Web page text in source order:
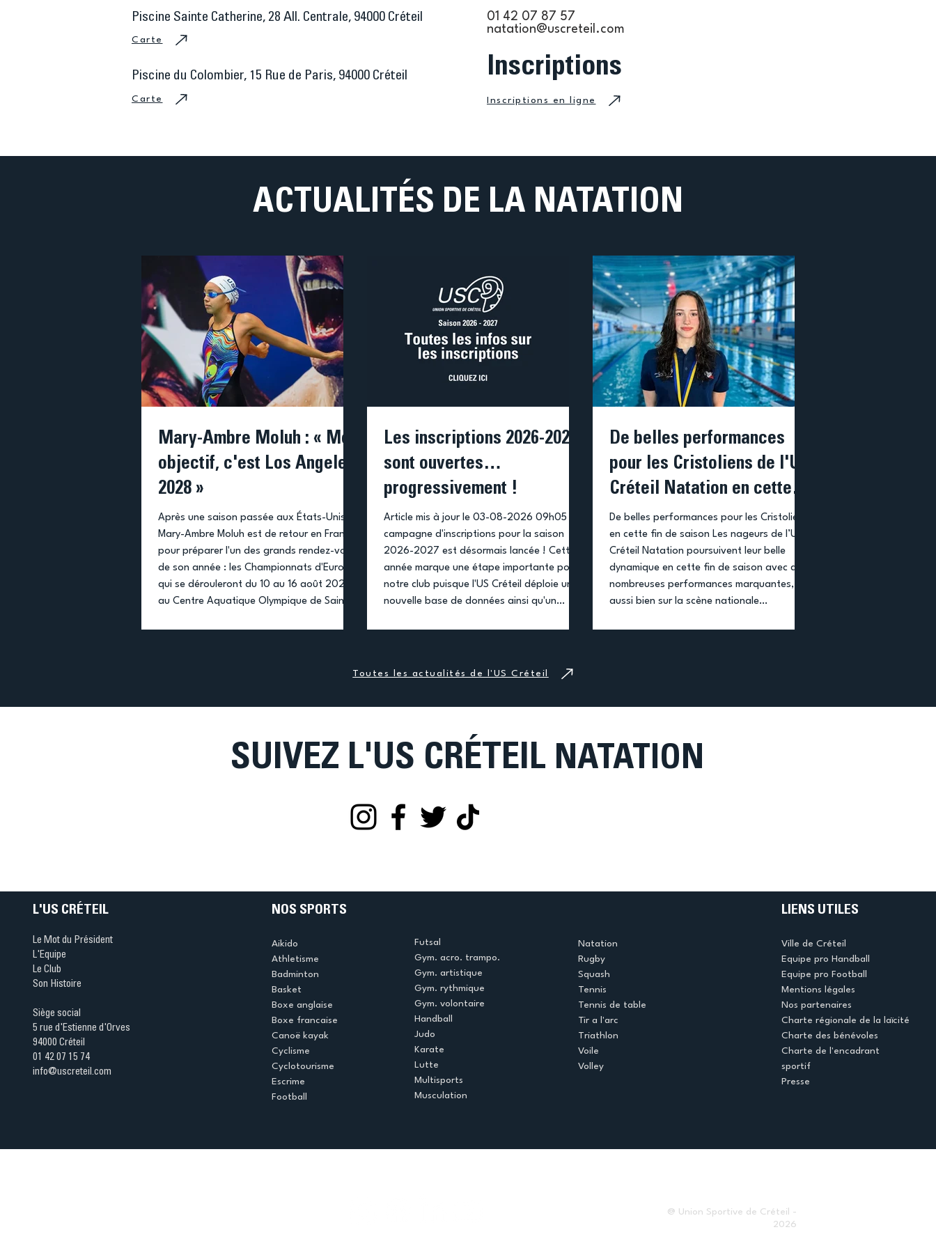
Piscine Sainte Catherine, 28 All. Centrale, 94000 Créteil
Piscine du Colombier, 15 Rue de Paris, 94000 Créteil
Carte
Carte
01 42 07 87 57
natation@uscreteil.com
Inscriptions
Inscriptions en ligne
ACTUALITÉS DE LA NATATION
Mary-Ambre Moluh : « Mon
objectif, c'est Los Angeles
2028 »
Après une saison passée aux États-Unis,
Mary-Ambre Moluh est de retour en France
pour préparer l'un des grands rendez-vous
de son année : les Championnats d'Europe,
qui se dérouleront du 10 au 16 août 2026
au Centre Aquatique Olympique de Saint-
Les inscriptions 2026-2027
sont ouvertes…
progressivement !
Article mis à jour le 03-08-2026 09h05 La
campagne d'inscriptions pour la saison
2026-2027 est désormais lancée ! Cette
année marque une étape importante pour
notre club puisque l'US Créteil déploie une
nouvelle base de données ainsi qu'un
parcours d'inscription plus simple, plus
De belles performances
pour les Cristoliens de l'US
Créteil Natation en cette
fin de saison
De belles performances pour les Cristoliens
en cette fin de saison Les nageurs de l’US
Créteil Natation poursuivent leur belle
dynamique en cette fin de saison avec de
nombreuses performances marquantes,
aussi bien sur la scène nationale
Toutes les actualités de l'US Créteil
SUIVEZ L'US CRÉTEIL NATATION
L'US CRÉTEIL
Le Mot du Président
L'Equipe
Le Club
Son Histoire
Siège social
5 rue d'Estienne d'Orves
94000 Créteil
01 42 07 15 74
info@uscreteil.com
NOS SPORTS
Aikido
Athletisme
Badminton
Basket
Boxe anglaise
Boxe francaise
Canoë kayak
Cyclisme
Cyclotourisme
Escrime
Football
Futsal
Gym. acro. trampo.
Gym. artistique
Gym. rythmique
Gym. volontaire
Handball
Judo
Karate
Lutte
Multisports
Musculation
Natation
Rugby
Squash
Tennis
Tennis de table
Tir a l'arc
Triathlon
Voile
Volley
LIENS UTILES
Ville de Créteil
Equipe pro Handball
Equipe pro Football
Mentions légales
Nos partenaires
Charte régionale de la laïcité
Charte des bénévoles
Charte de l'encadrant
sportif
Presse
@ Union Sportive de Créteil -
2026